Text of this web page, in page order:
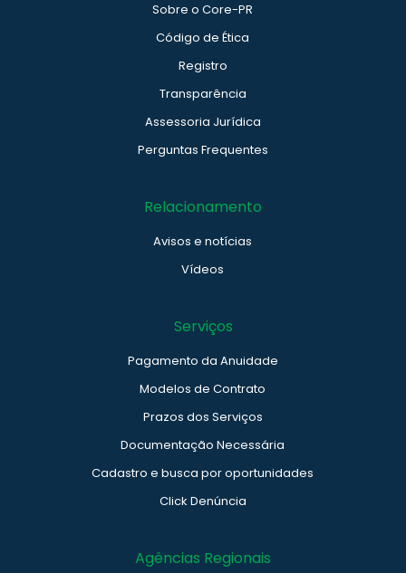
Sobre o Core-PR
Código de Ética
Registro
Transparência
Assessoria Jurídica
Perguntas Frequentes
Relacionamento
Avisos e notícias
Vídeos
Serviços
Pagamento da Anuidade
Modelos de Contrato
Prazos dos Serviços
Documentação Necessária
Cadastro e busca por oportunidades
Click Denúncia
Agências Regionais